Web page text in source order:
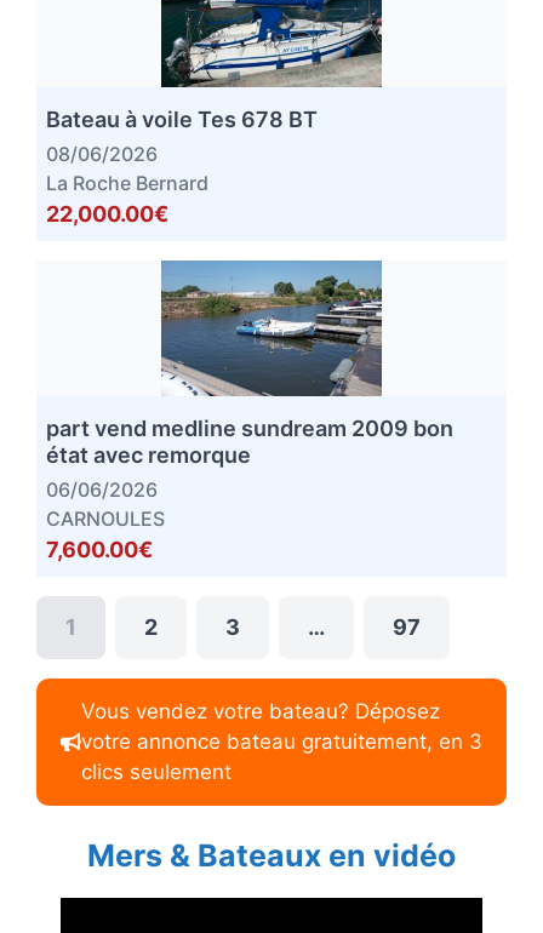
Bateau à voile Tes 678 BT
08/06/2026
La Roche Bernard
22,000.00€
part vend medline sundream 2009 bon
état avec remorque
06/06/2026
CARNOULES
7,600.00€
1 2 3 … 97
Vous vendez votre bateau? Déposez
votre annonce bateau gratuitement, en 3
clics seulement
Mers & Bateaux en vidéo